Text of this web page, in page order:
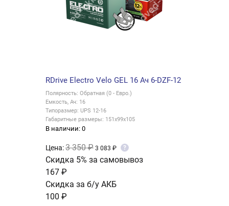
RDrive Electro Velo GEL 16 Ач 6-DZF-12
Полярность: Обратная (0 - Евро.)
Емкость, Ач: 16
Типоразмер: UPS 12-16
Габаритные размеры: 151x99x105
В наличии: 0
Цена:3 350 ₽ 3 083 ₽ ?
Скидка 5% за самовывоз
167 ₽
Скидка за б/у АКБ
100 ₽